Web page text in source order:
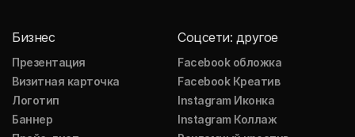
Бизнес
Презентация
Визитная карточка
Логотип
Баннер
Соцсети: другое
Facebook обложка
Facebook Креатив
Instagram Иконка
Instagram Коллаж